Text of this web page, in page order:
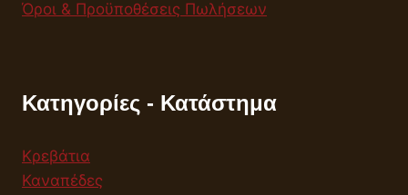
Όροι & Προϋποθέσεις Πωλήσεων
Κατηγορίες - Κατάστημα
Κρεβάτια
Καναπέδες